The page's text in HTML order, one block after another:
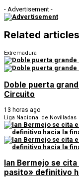
- Advertisement -
Related articles
Extremadura
Doble puerta
Circuito
13 horas ago
Liga Nacional de Novilladas
Ian Bermejo se
pasito» definitivo